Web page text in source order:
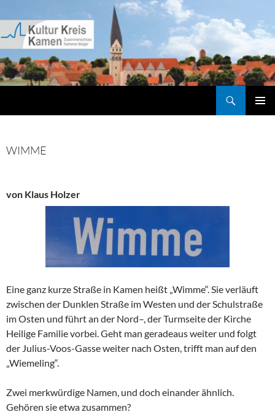
Inhalt
springen
WIMME
von Klaus Holzer
Eine ganz kurze Straße in Kamen heißt „Wimme“. Sie verläuft
zwischen der Dunklen Straße im Westen und der Schulstraße
im Osten und führt an der Nord–, der Turmseite der Kirche
Heilige Familie vorbei. Geht man geradeaus weiter und folgt
der Julius-Voos-Gasse weiter nach Osten, trifft man auf den
„Wiemeling“.
Zwei merkwürdige Namen, und doch einander ähnlich.
Gehören sie etwa zusammen?